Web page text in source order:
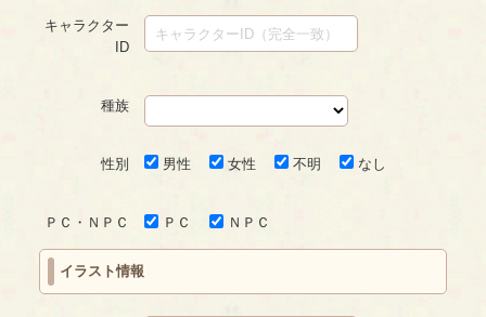
キャラクター
ID
種族
性別 男性 女性 不明 なし
ＰＣ・ＮＰＣ ＰＣ ＮＰＣ
イラスト情報